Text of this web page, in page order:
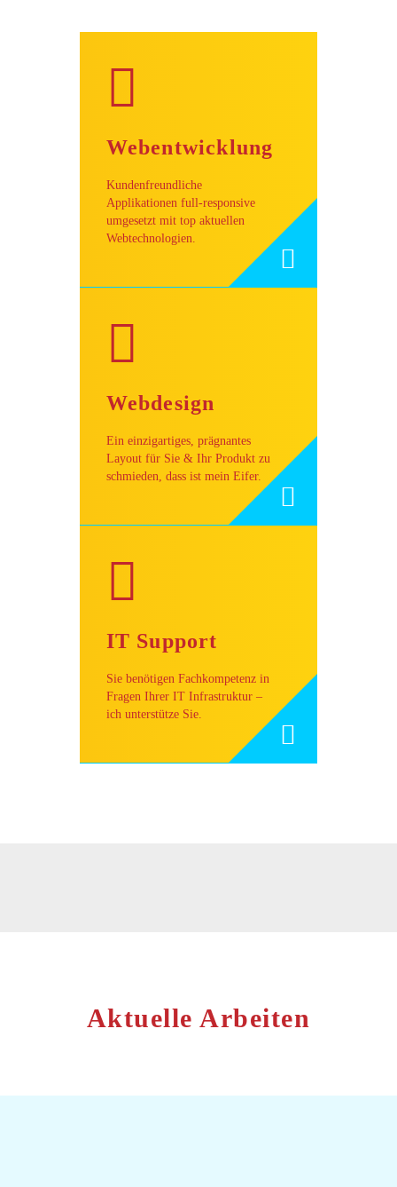
Webentwicklung
Kundenfreundliche
Applikationen full-responsive
umgesetzt mit top aktuellen
Webtechnologien.
Webdesign
Ein einzigartiges, prägnantes
Layout für Sie & Ihr Produkt zu
schmieden, dass ist mein Eifer.
IT Support
Sie benötigen Fachkompetenz in
Fragen Ihrer IT Infrastruktur –
ich unterstütze Sie.
Aktuelle Arbeiten